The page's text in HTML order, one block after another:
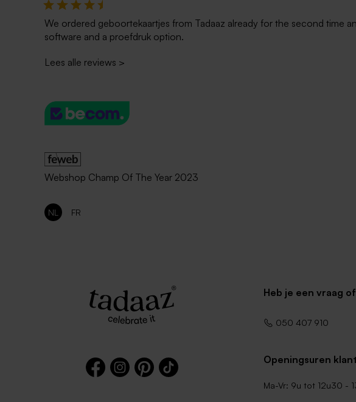
We ordered geboortekaartjes from Tadaaz already for the second time
software and a proefdruk option.
Lees alle reviews >
Webshop Champ Of The Year 2023
NL FR
Heb je een vraag
050 407 910
Openingsuren
Ma-Vr: 9u tot 12u30 -